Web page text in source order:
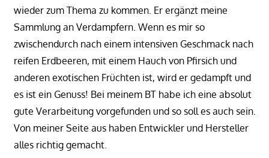
wieder zum Thema zu kommen. Er ergänzt meine
Sammlung an Verdampfern. Wenn es mir so
zwischendurch nach einem intensiven Geschmack nach
reifen Erdbeeren, mit einem Hauch von Pfirsich und
anderen exotischen Früchten ist, wird er gedampft und
es ist ein Genuss! Bei meinem BT habe ich eine absolut
gute Verarbeitung vorgefunden und so soll es auch sein.
Von meiner Seite aus haben Entwickler und Hersteller
alles richtig gemacht.